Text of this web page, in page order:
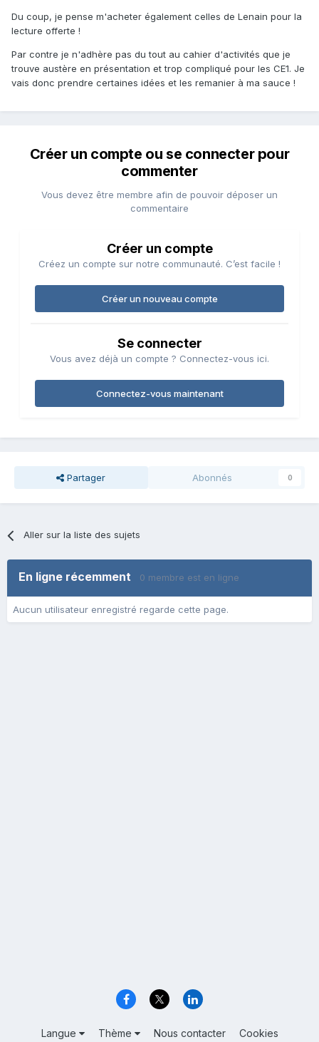
Du coup, je pense m'acheter également celles de Lenain pour la
lecture offerte !
Par contre je n'adhère pas du tout au cahier d'activités que je
trouve austère en présentation et trop compliqué pour les CE1. Je
vais donc prendre certaines idées et les remanier à ma sauce !
Créer un compte ou se connecter pour
commenter
Vous devez être membre afin de pouvoir déposer un
commentaire
Créer un compte
Créez un compte sur notre communauté. C’est facile !
Créer un nouveau compte
Se connecter
Vous avez déjà un compte ? Connectez-vous ici.
Connectez-vous maintenant
Partager Abonnés 0
Aller sur la liste des sujets
En ligne récemment 0 membre est en ligne
Aucun utilisateur enregistré regarde cette page.
Langue Thème Nous contacter Cookies